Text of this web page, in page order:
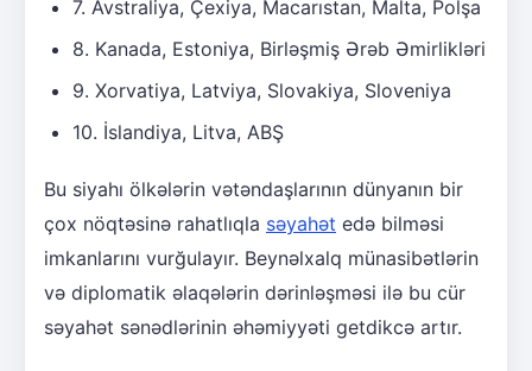
7. Avstraliya, Çexiya, Macarıstan, Malta, Polşa
8. Kanada, Estoniya, Birləşmiş Ərəb Əmirlikləri
9. Xorvatiya, Latviya, Slovakiya, Sloveniya
10. İslandiya, Litva, ABŞ
Bu siyahı ölkələrin vətəndaşlarının dünyanın bir
çox nöqtəsinə rahatlıqla səyahət edə bilməsi
imkanlarını vurğulayır. Beynəlxalq münasibətlərin
və diplomatik əlaqələrin dərinləşməsi ilə bu cür
səyahət sənədlərinin əhəmiyyəti getdikcə artır.